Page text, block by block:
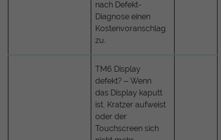
nach Defekt-
Diagnose einen
Kostenvoranschlag
zu.
TM6 Display
defekt? – Wenn
das Display kaputt
ist, Kratzer aufweist
oder der
Touchscreen sich